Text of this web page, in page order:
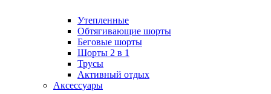
Утепленные
Обтягивающие шорты
Беговые шорты
Шорты 2 в 1
Трусы
Активный отдых
Аксессуары